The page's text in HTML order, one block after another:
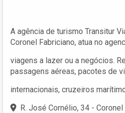
A agência de turismo Transitur
Coronel Fabriciano, atua no
viagens a lazer ou a negócios.
passagens aéreas, pacotes de
internacionais, cruzeiros
R. José Cornélio, 34 -